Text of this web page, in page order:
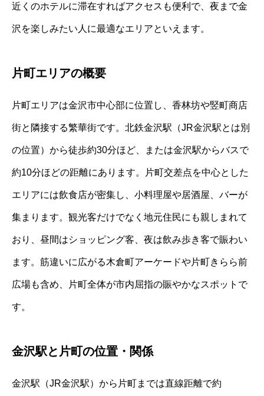
近くのホテルに滞在すればアクセスも便利で、夜まで金
沢を楽しみたい人に最適なエリアといえます。
片町エリアの概要
片町エリアは金沢市中心部に位置し、香林坊や竪町商店
街と隣接する繁華街です。北鉄金沢駅（JR金沢駅とは別
の位置）から徒歩約30分ほど、または金沢駅からバスで
約10分ほどの距離にあります。片町交差点を中心とした
エリアには飲食店が密集し、小料理屋や居酒屋、バーが
集まります。観光客だけでなく地元住民にも親しまれて
おり、昼間はショッピング客、夜は飲み歩き客で賑わい
ます。筋違いに広がる木倉町アーケードや片町きらら前
広場も含め、片町全体が市内屈指の賑やかなスポットで
す。
金沢駅と片町の位置・関係
金沢駅（JR金沢駅）から片町までは直線距離で約